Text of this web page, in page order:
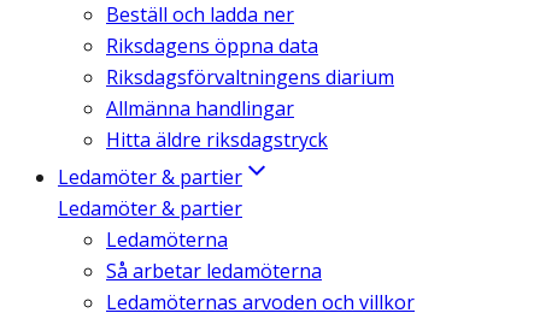
Beställ och ladda ner
Riksdagens öppna data
Riksdagsförvaltningens diarium
Allmänna handlingar
Hitta äldre riksdagstryck
Ledamöter & partier
Ledamöter & partier
Ledamöterna
Så arbetar ledamöterna
Ledamöternas arvoden och villkor